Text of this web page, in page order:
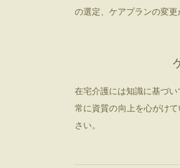
の選定、ケアプランの変
在宅介護には知識に基づ
常に資質の向上を心がけ
さい。